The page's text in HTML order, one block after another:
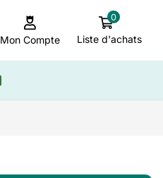
Mon Compte
0
Liste d'achats